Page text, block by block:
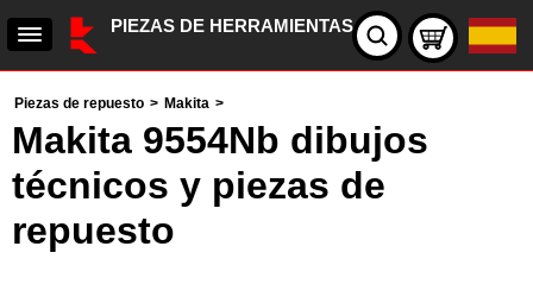
PIEZAS DE HERRAMIENTAS
Piezas de repuesto > Makita >
Makita 9554Nb dibujos
técnicos y piezas de
repuesto